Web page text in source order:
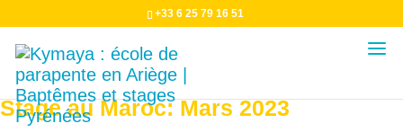
+33 6 25 79 16 51
Stage au Maroc: Mars 2023